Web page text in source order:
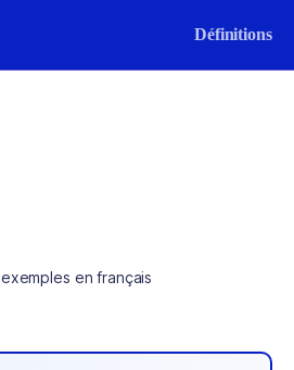
Définitions
en français